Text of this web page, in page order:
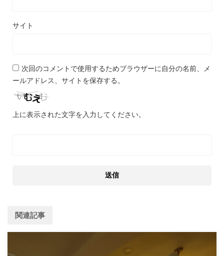
サイト
次回のコメントで使用するためブラウザーに自分の名前、メ
ールアドレス、サイトを保存する。
上に表示された文字を入力してください。
関連記事